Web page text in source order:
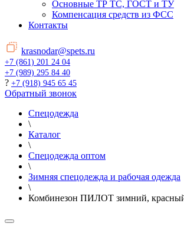
Основные ТР ТС, ГОСТ и ТУ
Компенсация средств из ФСС
Контакты
krasnodar@spets.ru
+7 (861) 201 24 04
+7 (989) 295 84 40
? +7 (918) 945 65 45
Обратный звонок
Спецодежда
\
Каталог
\
Спецодежда оптом
\
Зимняя спецодежда и рабочая одежда
\
Комбинезон ПИЛОТ зимний,